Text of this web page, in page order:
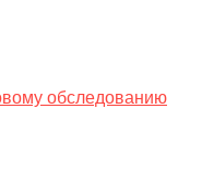
обследованию